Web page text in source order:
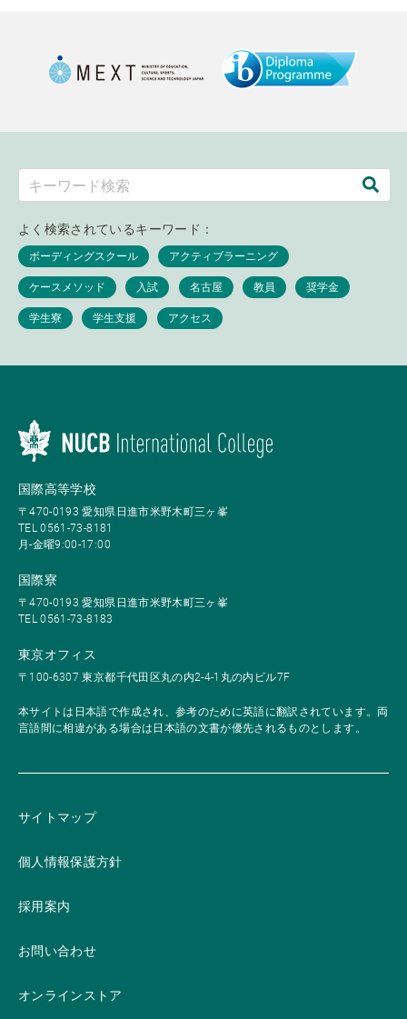
よく検索されているキーワード：
国際高等学校
〒470-0193 愛知県日進市米野木町三ヶ峯
TEL 0561-73-8181
月-金曜9:00-17:00
国際寮
〒470-0193 愛知県日進市米野木町三ヶ峯
TEL 0561-73-8183
東京オフィス
〒100-6307 東京都千代田区丸の内2-4-1丸の内ビル7F
本サイトは日本語で作成され、参考のために英語に翻訳されています。両
言語間に相違がある場合は日本語の文書が優先されるものとします。
サイトマップ
個人情報保護方針
採用案内
お問い合わせ
オンラインストア